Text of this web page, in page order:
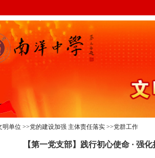
明单位 >>党的建设加强 主体责任落实 >>党群工作
【第一党支部】践行初心使命 ·